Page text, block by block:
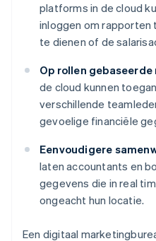
platforms in de cloud
inloggen om rapporten
te dienen of de
Op rollen
de cloud kunnen
verschillende
gevoelige financiële
Eenvoudigere
laten accountants en
gegevens die in real
ongeacht hun locatie.
Een digitaal